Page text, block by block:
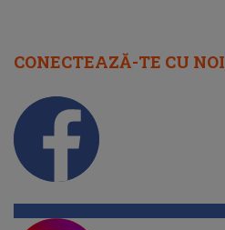
CONECTEAZĂ-TE CU NOI